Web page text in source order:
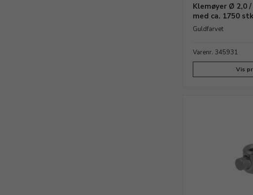
Klemøyer Ø 2,0
med ca. 1750
Guldfarvet
Varenr. 345931
Vis